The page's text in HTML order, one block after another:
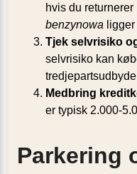
hvis du
benzynowa
Tjek selvrisiko
selvrisiko kan
Medbring
er typisk 2.000-
Parkering